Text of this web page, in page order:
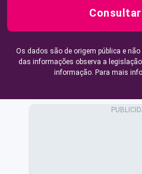
Os dados são de origem pública e
das informações observa a
informação. Para mais